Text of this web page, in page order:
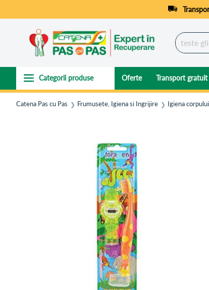
Oferte Transport gratuit
Catena Pas cu Pas ❯ Frumusete, Igiena si Ingrijire ❯ Igiena corpului